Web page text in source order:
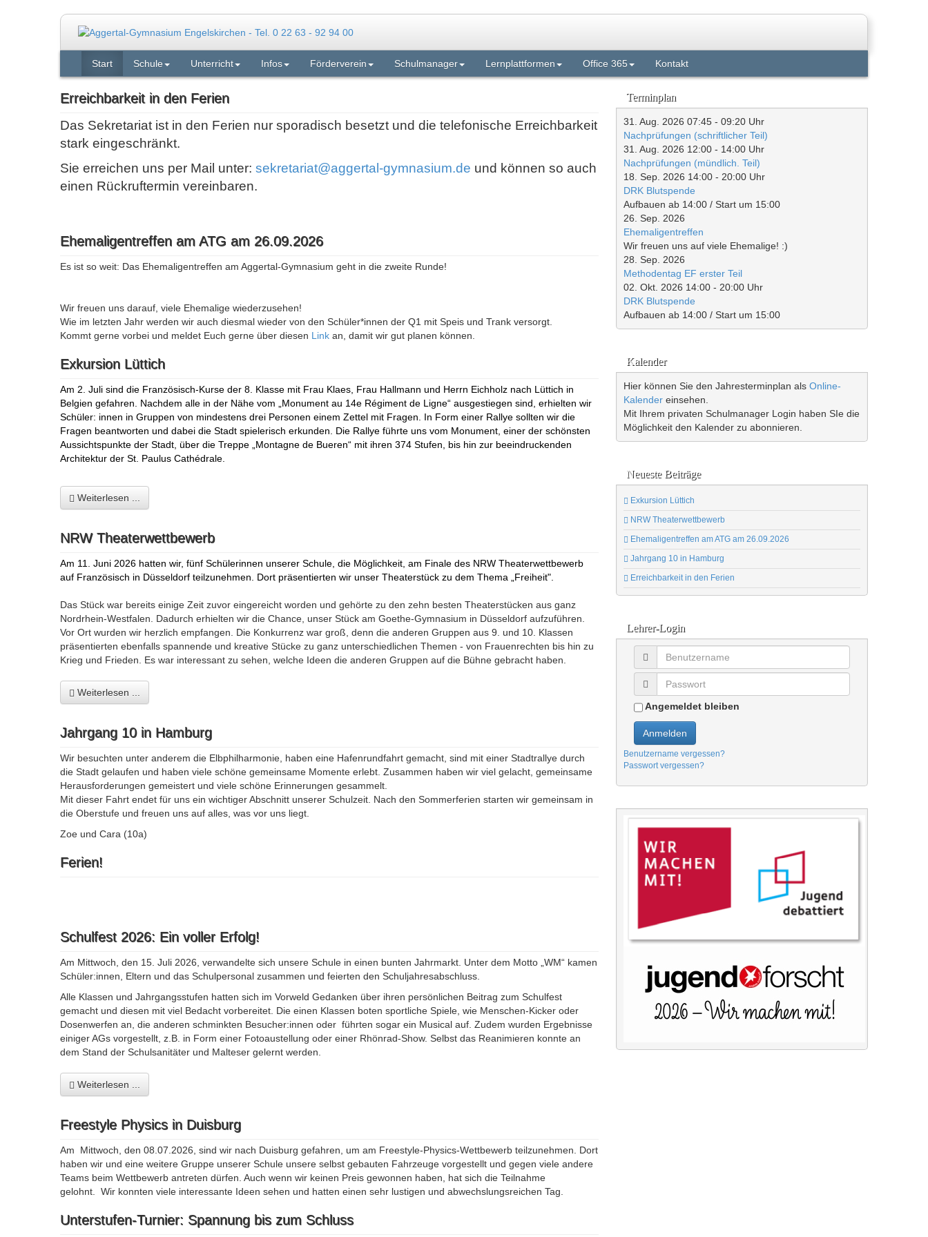
Start Schule Unterricht Infos Förderverein Schulmanager Lernplattformen Office 365 Kontakt
Erreichbarkeit in den Ferien
Das Sekretariat ist in den Ferien nur sporadisch besetzt und die telefonische Erreichbarkeit
stark eingeschränkt.
Sie erreichen uns per Mail unter: sekretariat@aggertal-gymnasium.de und können so auch
einen Rückruftermin vereinbaren.
Ehemaligentreffen am ATG am 26.09.2026
Es ist so weit: Das Ehemaligentreffen am Aggertal-Gymnasium geht in die zweite Runde!
Wir freuen uns darauf, viele Ehemalige wiederzusehen!
Wie im letzten Jahr werden wir auch diesmal wieder von den Schüler*innen der Q1 mit Speis und Trank versorgt.
Kommt gerne vorbei und meldet Euch gerne über diesen Link an, damit wir gut planen können.
Exkursion Lüttich
Am 2. Juli sind die Französisch-Kurse der 8. Klasse mit Frau Klaes, Frau Hallmann und Herrn Eichholz nach Lüttich in
Belgien gefahren. Nachdem alle in der Nähe vom „Monument au 14e Régiment de Ligne“ ausgestiegen sind, erhielten wir
Schüler: innen in Gruppen von mindestens drei Personen einem Zettel mit Fragen. In Form einer Rallye sollten wir die
Fragen beantworten und dabei die Stadt spielerisch erkunden. Die Rallye führte uns vom Monument, einer der schönsten
Aussichtspunkte der Stadt, über die Treppe „Montagne de Bueren“ mit ihren 374 Stufen, bis hin zur beeindruckenden
Architektur der St. Paulus Cathédrale.
Weiterlesen ...
NRW Theaterwettbewerb
Am 11. Juni 2026 hatten wir, fünf Schülerinnen unserer Schule, die Möglichkeit, am Finale des NRW Theaterwettbewerb
auf Französisch in Düsseldorf teilzunehmen. Dort präsentierten wir unser Theaterstück zu dem Thema „Freiheit".
Das Stück war bereits einige Zeit zuvor eingereicht worden und gehörte zu den zehn besten Theaterstücken aus ganz
Nordrhein-Westfalen. Dadurch erhielten wir die Chance, unser Stück am Goethe-Gymnasium in Düsseldorf aufzuführen.
Vor Ort wurden wir herzlich empfangen. Die Konkurrenz war groß, denn die anderen Gruppen aus 9. und 10. Klassen
präsentierten ebenfalls spannende und kreative Stücke zu ganz unterschiedlichen Themen - von Frauenrechten bis hin zu
Krieg und Frieden. Es war interessant zu sehen, welche Ideen die anderen Gruppen auf die Bühne gebracht haben.
Weiterlesen ...
Jahrgang 10 in Hamburg
Wir besuchten unter anderem die Elbphilharmonie, haben eine Hafenrundfahrt gemacht, sind mit einer Stadtrallye durch
die Stadt gelaufen und haben viele schöne gemeinsame Momente erlebt. Zusammen haben wir viel gelacht, gemeinsame
Herausforderungen gemeistert und viele schöne Erinnerungen gesammelt.
Mit dieser Fahrt endet für uns ein wichtiger Abschnitt unserer Schulzeit. Nach den Sommerferien starten wir gemeinsam in
die Oberstufe und freuen uns auf alles, was vor uns liegt.
Zoe und Cara (10a)
Ferien!
Schulfest 2026: Ein voller Erfolg!
Am Mittwoch, den 15. Juli 2026, verwandelte sich unsere Schule in einen bunten Jahrmarkt. Unter dem Motto „WM“ kamen
Schüler:innen, Eltern und das Schulpersonal zusammen und feierten den Schuljahresabschluss.
Alle Klassen und Jahrgangsstufen hatten sich im Vorweld Gedanken über ihren persönlichen Beitrag zum Schulfest
gemacht und diesen mit viel Bedacht vorbereitet. Die einen Klassen boten sportliche Spiele, wie Menschen-Kicker oder
Dosenwerfen an, die anderen schminkten Besucher:innen oder führten sogar ein Musical auf. Zudem wurden Ergebnisse
einiger AGs vorgestellt, z.B. in Form einer Fotoaustellung oder einer Rhönrad-Show. Selbst das Reanimieren konnte an
dem Stand der Schulsanitäter und Malteser gelernt werden.
Weiterlesen ...
Freestyle Physics in Duisburg
Am Mittwoch, den 08.07.2026, sind wir nach Duisburg gefahren, um am Freestyle-Physics-Wettbewerb teilzunehmen. Dort
haben wir und eine weitere Gruppe unserer Schule unsere selbst gebauten Fahrzeuge vorgestellt und gegen viele andere
Teams beim Wettbewerb antreten dürfen. Auch wenn wir keinen Preis gewonnen haben, hat sich die Teilnahme
gelohnt. Wir konnten viele interessante Ideen sehen und hatten einen sehr lustigen und abwechslungsreichen Tag.
Unterstufen-Turnier: Spannung bis zum Schluss
Terminplan
31. Aug. 2026 07:45 - 09:20 Uhr
Nachprüfungen (schriftlicher Teil)
31. Aug. 2026 12:00 - 14:00 Uhr
Nachprüfungen (mündlich. Teil)
18. Sep. 2026 14:00 - 20:00 Uhr
DRK Blutspende
Aufbauen ab 14:00 / Start um 15:00
26. Sep. 2026
Ehemaligentreffen
Wir freuen uns auf viele Ehemalige! :)
28. Sep. 2026
Methodentag EF erster Teil
02. Okt. 2026 14:00 - 20:00 Uhr
DRK Blutspende
Aufbauen ab 14:00 / Start um 15:00
Kalender
Hier können Sie den Jahresterminplan als Online-
Kalender einsehen.
Mit Ihrem privaten Schulmanager Login haben SIe die
Möglichkeit den Kalender zu abonnieren.
Neueste Beiträge
Exkursion Lüttich
NRW Theaterwettbewerb
Ehemaligentreffen am ATG am 26.09.2026
Jahrgang 10 in Hamburg
Erreichbarkeit in den Ferien
Lehrer-Login
Angemeldet bleiben
Anmelden
Benutzername vergessen?
Passwort vergessen?